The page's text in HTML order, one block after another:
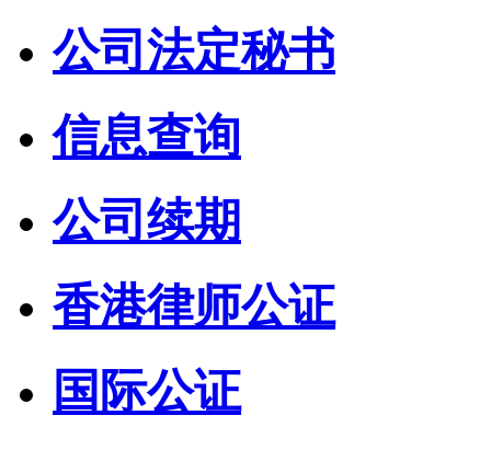
公司法定秘书
信息查询
公司续期
香港律师公证
国际公证